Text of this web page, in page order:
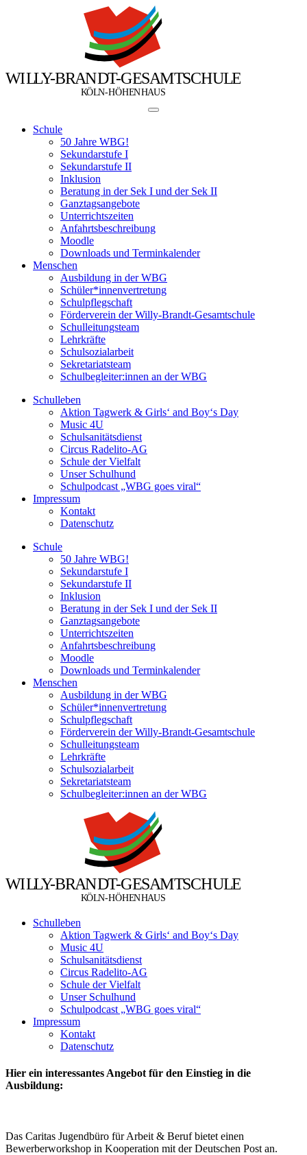
WILLY-BRANDT-GESAMTSCHULE
KÖLN-HÖHENHAUS
Schule
50 Jahre WBG!
Sekundarstufe I
Sekundarstufe II
Inklusion
Beratung in der Sek I und der Sek II
Ganztagsangebote
Unterrichtszeiten
Anfahrtsbeschreibung
Moodle
Downloads und Terminkalender
Menschen
Ausbildung in der WBG
Schüler*innenvertretung
Schulpflegschaft
Förderverein der Willy-Brandt-Gesamtschule
Schulleitungsteam
Lehrkräfte
Schulsozialarbeit
Sekretariatsteam
Schulbegleiter:innen an der WBG
Schulleben
Aktion Tagwerk & Girls‘ and Boy‘s Day
Music 4U
Schulsanitätsdienst
Circus Radelito-AG
Schule der Vielfalt
Unser Schulhund
Schulpodcast „WBG goes viral“
Impressum
Kontakt
Datenschutz
Schule
50 Jahre WBG!
Sekundarstufe I
Sekundarstufe II
Inklusion
Beratung in der Sek I und der Sek II
Ganztagsangebote
Unterrichtszeiten
Anfahrtsbeschreibung
Moodle
Downloads und Terminkalender
Menschen
Ausbildung in der WBG
Schüler*innenvertretung
Schulpflegschaft
Förderverein der Willy-Brandt-Gesamtschule
Schulleitungsteam
Lehrkräfte
Schulsozialarbeit
Sekretariatsteam
Schulbegleiter:innen an der WBG
WILLY-BRANDT-GESAMTSCHULE
KÖLN-HÖHENHAUS
Schulleben
Aktion Tagwerk & Girls‘ and Boy‘s Day
Music 4U
Schulsanitätsdienst
Circus Radelito-AG
Schule der Vielfalt
Unser Schulhund
Schulpodcast „WBG goes viral“
Impressum
Kontakt
Datenschutz
Hier ein interessantes Angebot für den Einstieg in die
Ausbildung:
Das Caritas Jugendbüro für Arbeit & Beruf bietet einen
Bewerberworkshop in Kooperation mit der Deutschen Post an.